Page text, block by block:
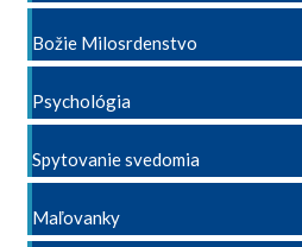
Božie Milosrdenstvo
Psychológia
Spytovanie svedomia
Maľovanky